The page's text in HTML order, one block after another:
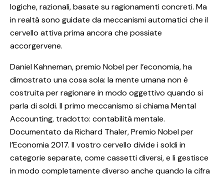
logiche, razionali, basate su ragionamenti concreti. Ma
in realtà sono guidate da meccanismi automatici che il
cervello attiva prima ancora che possiate
accorgervene.
Daniel Kahneman, premio Nobel per l’economia, ha
dimostrato una cosa sola: la mente umana non è
costruita per ragionare in modo oggettivo quando si
parla di soldi. Il primo meccanismo si chiama Mental
Accounting, tradotto: contabilità mentale.
Documentato da Richard Thaler, Premio Nobel per
l’Economia 2017. Il vostro cervello divide i soldi in
categorie separate, come cassetti diversi, e li gestisce
in modo completamente diverso anche quando la cifra